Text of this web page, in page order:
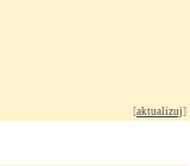
[aktualizuj]